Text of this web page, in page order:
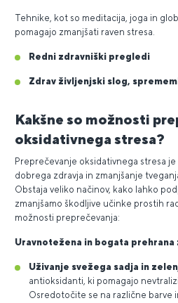
Tehnike, kot so meditacija, joga in
pomagajo zmanjšati raven stresa.
Redni zdravniški pregledi
Zdrav življenjski slog,
Kakšne so možnosti
oksidativnega stresa?
Preprečevanje oksidativnega stresa
dobrega zdravja in zmanjšanje
Obstaja veliko načinov, kako lahko
zmanjšamo škodljive učinke prostih
možnosti preprečevanja:
Uravnotežena in bogata
Uživanje svežega sadja in
antioksidanti, ki pomagajo
Osredotočite se na različne barve